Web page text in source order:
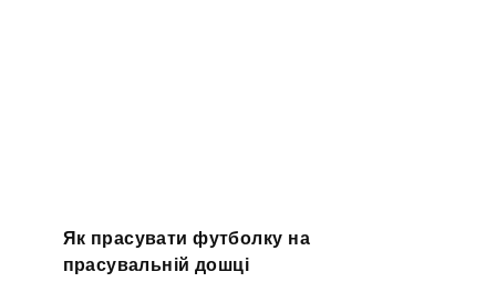
Як прасувати футболку на
прасувальній дошці